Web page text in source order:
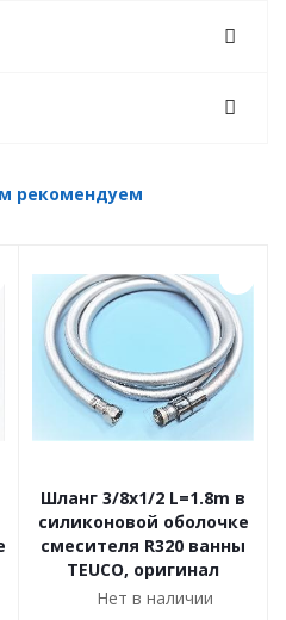
рекомендуем
Шланг 3/8x1/2 L=1.8m в
силиконовой оболочке
смесителя R320 ванны
TEUCO, оригинал
Нет в наличии